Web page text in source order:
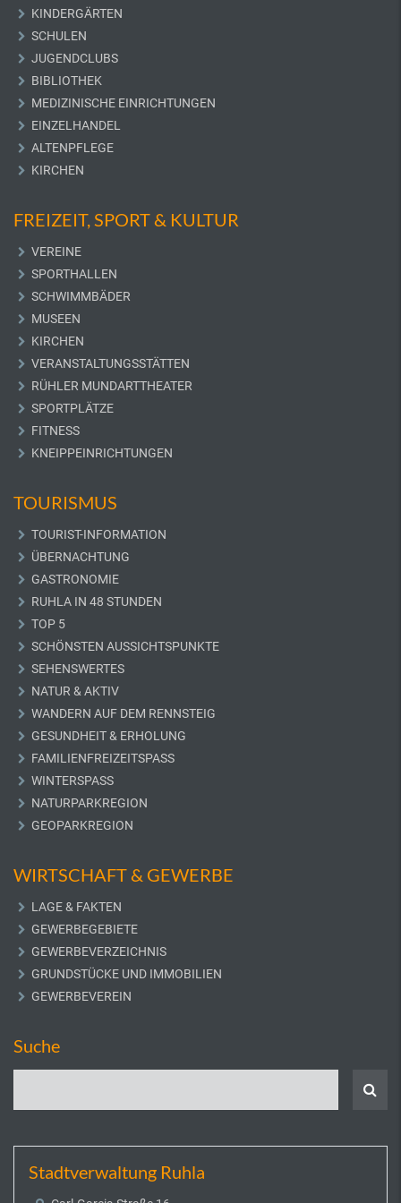
KINDERGÄRTEN
SCHULEN
JUGENDCLUBS
BIBLIOTHEK
MEDIZINISCHE EINRICHTUNGEN
EINZELHANDEL
ALTENPFLEGE
KIRCHEN
FREIZEIT, SPORT & KULTUR
VEREINE
SPORTHALLEN
SCHWIMMBÄDER
MUSEEN
KIRCHEN
VERANSTALTUNGSSTÄTTEN
RÜHLER MUNDARTTHEATER
SPORTPLÄTZE
FITNESS
KNEIPPEINRICHTUNGEN
TOURISMUS
TOURIST-INFORMATION
ÜBERNACHTUNG
GASTRONOMIE
RUHLA IN 48 STUNDEN
TOP 5
SCHÖNSTEN AUSSICHTSPUNKTE
SEHENSWERTES
NATUR & AKTIV
WANDERN AUF DEM RENNSTEIG
GESUNDHEIT & ERHOLUNG
FAMILIENFREIZEITSPASS
WINTERSPASS
NATURPARKREGION
GEOPARKREGION
WIRTSCHAFT & GEWERBE
LAGE & FAKTEN
GEWERBEGEBIETE
GEWERBEVERZEICHNIS
GRUNDSTÜCKE UND IMMOBILIEN
GEWERBEVEREIN
Suche
Stadtverwaltung Ruhla